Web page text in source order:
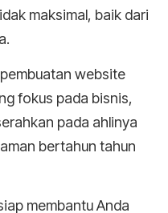
maksimal, baik dari
website
fokus pada bisnis,
pada ahlinya
bertahun tahun
membantu Anda